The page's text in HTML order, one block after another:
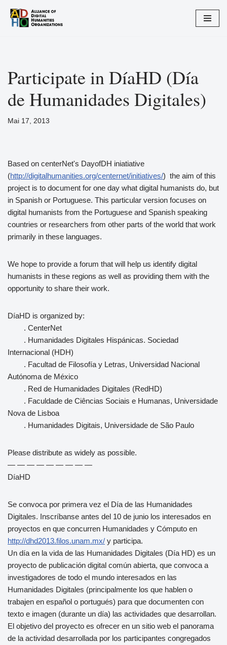
Zum
Participate in DíaHD (Día
de Humanidades Digitales)
Mai 17, 2013
Based on centerNet's DayofDH iniatiative
(http://digitalhumanities.org/centernet/initiatives/) the aim of this
project is to document for one day what digital humanists do, but
in Spanish or Portuguese. This particular version focuses on
digital humanists from the Portuguese and Spanish speaking
countries or researchers from other parts of the world that work
primarily in these languages.
We hope to provide a forum that will help us identify digital
humanists in these regions as well as providing them with the
opportunity to share their work.
DíaHD is organized by:
. CenterNet
. Humanidades Digitales Hispánicas. Sociedad
Internacional (HDH)
. Facultad de Filosofía y Letras, Universidad Nacional
Autónoma de México
. Red de Humanidades Digitales (RedHD)
. Faculdade de Ciências Sociais e Humanas, Universidade
Nova de Lisboa
. Humanidades Digitais, Universidade de São Paulo
Please distribute as widely as possible.
— — — — — — — — —
DíaHD
Se convoca por primera vez el Día de las Humanidades
Digitales. Inscríbanse antes del 10 de junio los interesados en
proyectos en que concurren Humanidades y Cómputo en
http://dhd2013.filos.unam.mx/ y participa.
Un día en la vida de las Humanidades Digitales (Día HD) es un
proyecto de publicación digital común abierta, que convoca a
investigadores de todo el mundo interesados en las
Humanidades Digitales (principalmente los que hablen o
trabajen en español o portugués) para que documenten con
texto e imagen (durante un día) las actividades que desarrollan.
El objetivo del proyecto es ofrecer en un sitio web el panorama
de la actividad desarrollada por los participantes congregados